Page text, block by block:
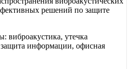
решений по защите
виброакустика, утечка
информации, офисная